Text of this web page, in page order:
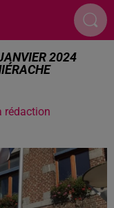
2024
rédaction